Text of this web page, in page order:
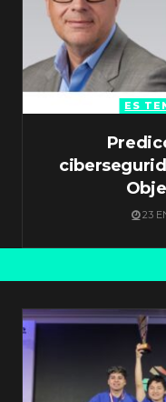
ES
23